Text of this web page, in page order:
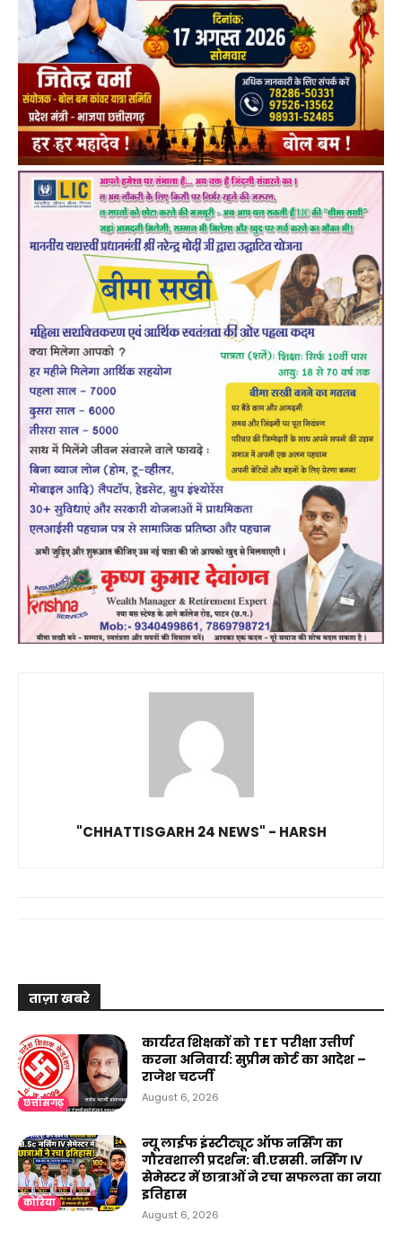
"CHHATTISGARH 24 NEWS" - HARSH
ताज़ा खबरे
छत्तीसगढ़
कार्यरत शिक्षकों को TET परीक्षा उत्तीर्ण
करना अनिवार्य: सुप्रीम कोर्ट का आदेश –
राजेश चटर्जी
August 6, 2026
कोरिया
न्यू लाईफ इंस्टीट्यूट ऑफ नर्सिंग का
गौरवशाली प्रदर्शन: बी.एससी. नर्सिंग IV
सेमेस्टर में छात्राओं ने रचा सफलता का नया
इतिहास
August 6, 2026